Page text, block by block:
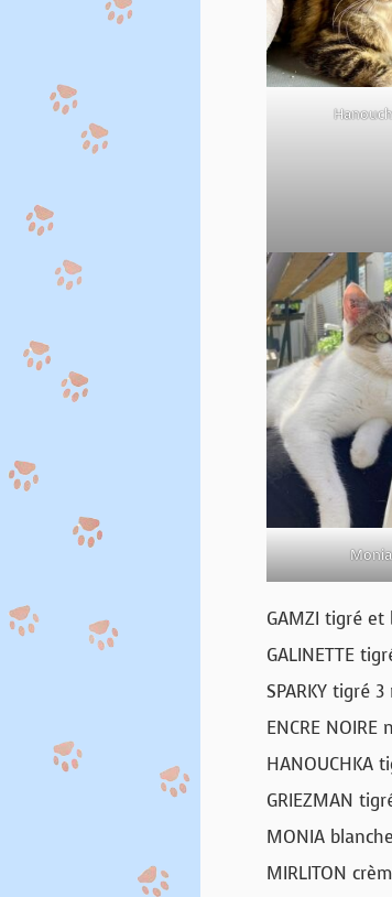
Monia
GAMZI tigré et
GALINETTE
SPARKY tigré 3
ENCRE
HANOUCHKA
GRIEZMAN
MONIA
MIRLITON